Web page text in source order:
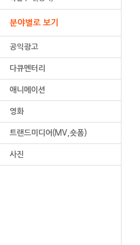
분야별로 보기
공익광고
다큐멘터리
애니메이션
영화
트랜드미디어(MV,숏폼)
사진